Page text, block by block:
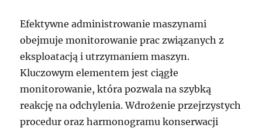
Efektywne administrowanie maszynami
obejmuje monitorowanie prac związanych z
eksploatacją i utrzymaniem maszyn.
Kluczowym elementem jest ciągłe
monitorowanie, która pozwala na szybką
reakcję na odchylenia. Wdrożenie przejrzystych
procedur oraz harmonogramu konserwacji